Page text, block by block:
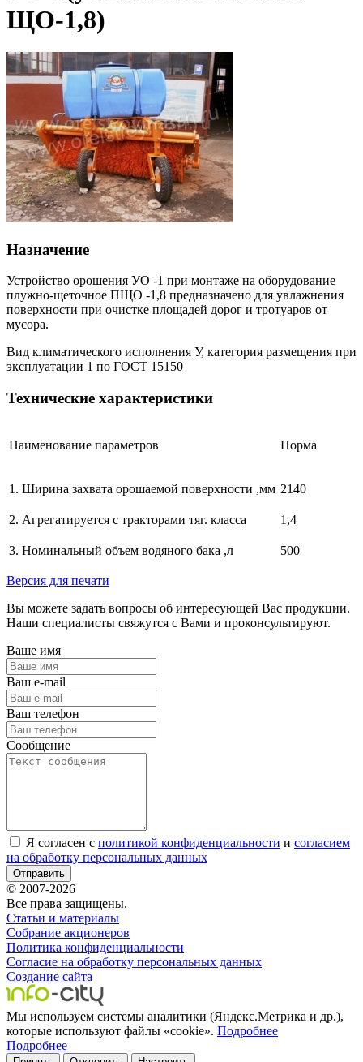
ЩО-1,8)
Назначение
Устройство орошения УO -1 при монтаже на оборудование
плужно-щеточное ПЩО -1,8 предназначено для увлажнения
поверхности при очистке площадей дорог и тротуаров от
мусора.
Вид климатического исполнения У, категория размещения при
эксплуатации 1 по ГОСТ 15150
Технические характеристики
Наименование параметров Норма
1. Ширина захвата орошаемой поверхности ,мм 2140
2. Агрегатируется с тракторами тяг. класса 1,4
3. Номинальный объем водяного бака ,л 500
Версия для печати
Вы можете задать вопросы об интересующей Вас продукции.
Наши специалисты свяжутся с Вами и проконсультируют.
Ваше имя
Ваш e-mail
Ваш телефон
Сообщение
Я согласен с политикой конфиденциальности и согласием
на обработку персональных данных
Отправить
© 2007-2026
Все права защищены.
Статьи и материалы
Собрание акционеров
Политика конфиденциальности
Согласие на обработку персональных данных
Создание сайта
Мы используем системы аналитики (Яндекс.Метрика и др.),
которые используют файлы «cookie». Подробнее
Подробнее